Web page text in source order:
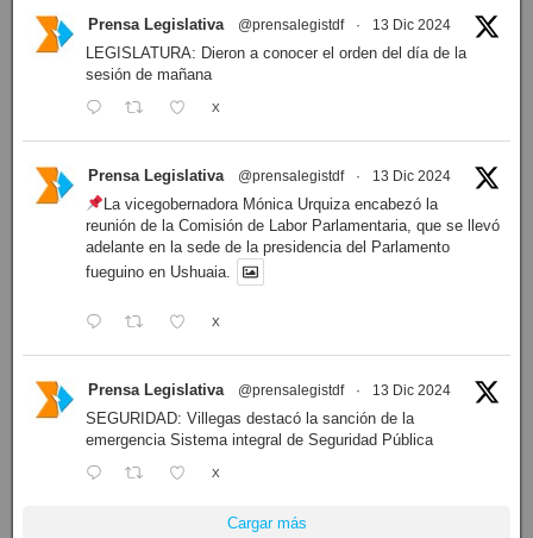
Prensa Legislativa @prensalegistdf · 13 Dic 2024
LEGISLATURA: Dieron a conocer el orden del día de la
sesión de mañana
X
Prensa Legislativa @prensalegistdf · 13 Dic 2024
La vicegobernadora Mónica Urquiza encabezó la
reunión de la Comisión de Labor Parlamentaria, que se llevó
adelante en la sede de la presidencia del Parlamento
fueguino en Ushuaia.
X
Prensa Legislativa @prensalegistdf · 13 Dic 2024
SEGURIDAD: Villegas destacó la sanción de la
emergencia Sistema integral de Seguridad Pública
X
Cargar más